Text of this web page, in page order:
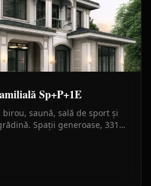
Sp+P+1E
birou, saună, sală de sport și
Spații generoase, 331